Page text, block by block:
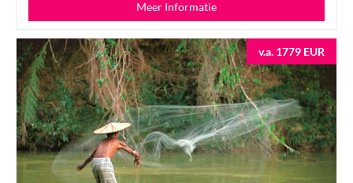
Meer Informatie
v.a. 1779 EUR